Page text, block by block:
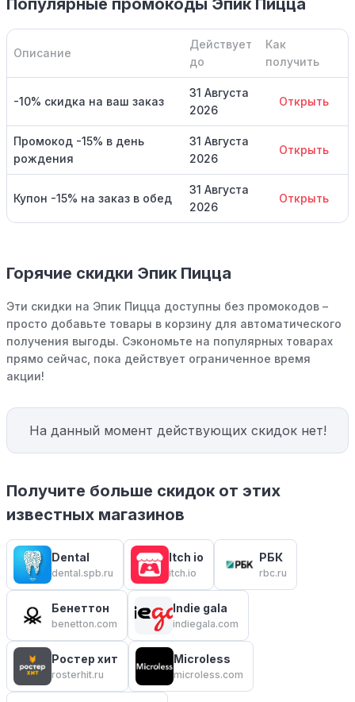
Популярные промокоды Эпик Пицца
Описание
Действует
до
Как
получить
-10% скидка на ваш заказ
31 Августа
2026
Открыть
Промокод -15% в день
рождения
31 Августа
2026
Открыть
Купон -15% на заказ в обед
31 Августа
2026
Открыть
Горячие скидки Эпик Пицца
Эти скидки на Эпик Пицца доступны без промокодов –
просто добавьте товары в корзину для автоматического
получения выгоды. Сэкономьте на популярных товарах
прямо сейчас, пока действует ограниченное время
акции!
На данный момент действующих скидок нет!
Получите больше скидок от этих
известных магазинов
Dental
dental.spb.ru
Itch io
itch.io
РБК
rbc.ru
Бенеттон
benetton.com
Indie gala
indiegala.com
Ростер хит
rosterhit.ru
Microless
microless.com